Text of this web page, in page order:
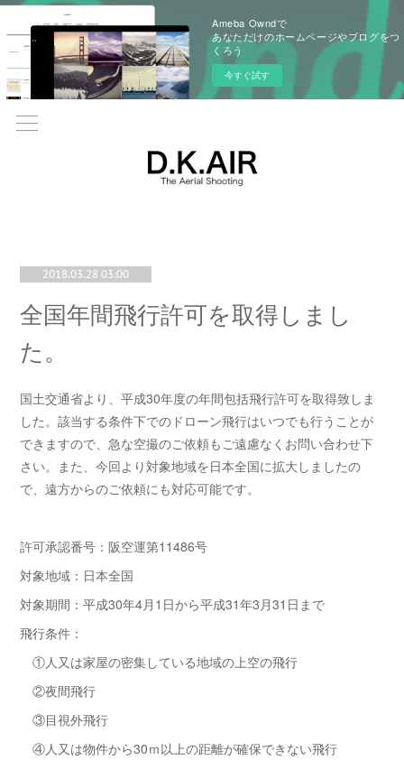
Ameba Owndで
あなただけのホームページやブログをつ
くろう
今すぐ試す
2018.03.28 03:00
全国年間飛行許可を取得しまし
た。
国土交通省より、平成30年度の年間包括飛行許可を取得致しま
した。該当する条件下でのドローン飛行はいつでも行うことが
できますので、急な空撮のご依頼もご遠慮なくお問い合わせ下
さい。また、今回より対象地域を日本全国に拡大しましたの
で、遠方からのご依頼にも対応可能です。
許可承認番号：阪空運第11486号
対象地域：日本全国
対象期間：平成30年4月1日から平成31年3月31日まで
飛行条件：
①人又は家屋の密集している地域の上空の飛行
②夜間飛行
③目視外飛行
④人又は物件から30ｍ以上の距離が確保できない飛行